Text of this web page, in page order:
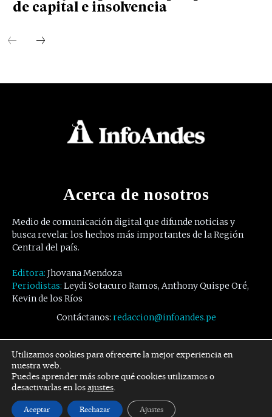
de capital e insolvencia
Acerca de nosotros
Medio de comunicación digital que difunde noticias y
busca revelar los hechos más importantes de la Región
Central del país.
Editora: Jhovana Mendoza
Periodistas: Leydi Sotacuro Ramos, Anthony Quispe Oré,
Kevin de los Ríos
Contáctanos: redaccion@infoandes.pe
Síguenos
Facebook Twitter Youtube
Utilizamos cookies para ofrecerte la mejor experiencia en
nuestra web.
Puedes aprender más sobre qué cookies utilizamos o
desactivarlas en losajustes.
Aceptar Rechazar Ajustes